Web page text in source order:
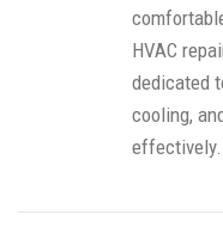
HVAC
dedicated
cooling,
effectively.